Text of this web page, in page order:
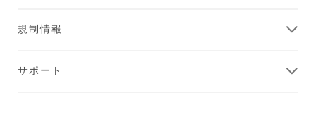
規制情報
サポート